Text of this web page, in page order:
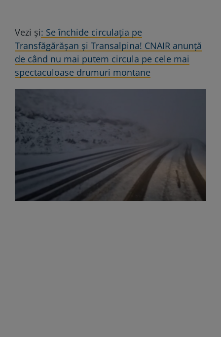
Vezi și: Se închide circulația pe
Transfăgărășan și Transalpina! CNAIR anunță
de când nu mai putem circula pe cele mai
spectaculoase drumuri montane